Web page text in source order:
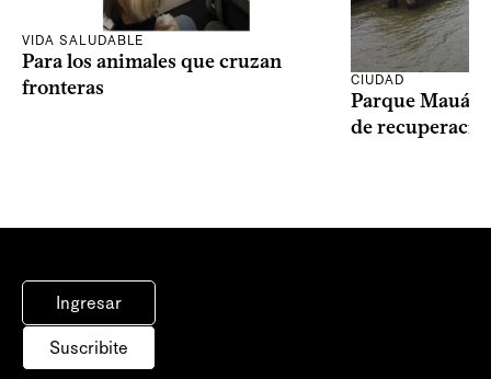
VIDA SALUDABLE
Para los animales que cruzan
fronteras
CIUDAD
Parque Mauá
de
Ingresar
Suscribite